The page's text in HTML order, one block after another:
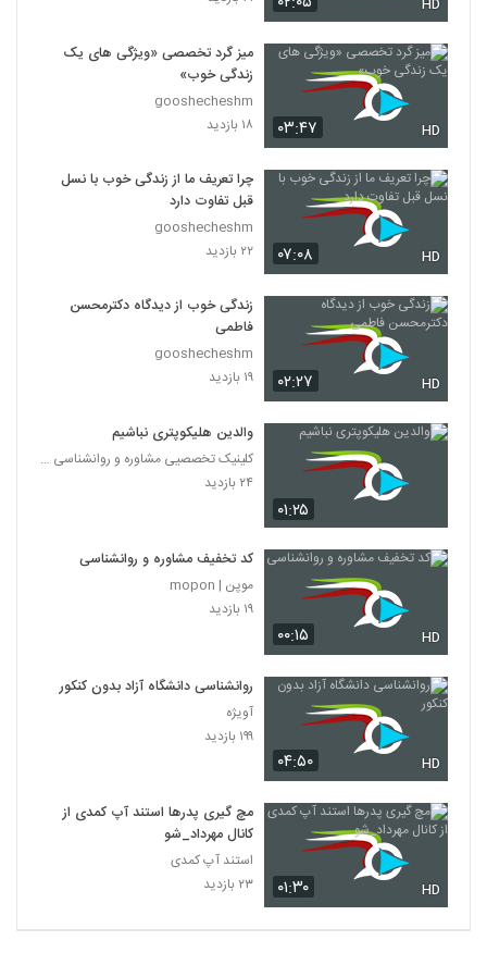
HD
۰۳:۴۷ HD
میز گرد تخصصی «ویژگی های یک
زندگی خوب»
gooshecheshm
۱۸ بازدید
۰۷:۰۸ HD
چرا تعریف ما از زندگی خوب با نسل
قبل تفاوت دارد
gooshecheshm
۲۲ بازدید
۰۲:۲۷ HD
زندگی خوب از دیدگاه دکترمحسن
فاطمی
gooshecheshm
۱۹ بازدید
۰۱:۲۵
والدین هلیکوپتری نباشیم
کلینیک تخصصیی مشاوره و روانشناسی خانواده ایرانی
۲۴ بازدید
۰۰:۱۵ HD
کد تخفیف مشاوره و روانشناسی
موپن | mopon
۱۹ بازدید
۰۴:۵۰ HD
روانشناسی دانشگاه آزاد بدون کنکور
آویژه
۱۹۹ بازدید
۰۱:۳۰ HD
مچ گیری پدرها استند آپ کمدی از
کانال مهرداد_شو
استند آپ کمدی
۲۳ بازدید